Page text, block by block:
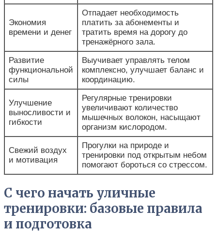
Экономия
времени и денег
Отпадает необходимость
платить за абонементы и
тратить время на дорогу до
тренажёрного зала.
Развитие
функциональной
силы
Выучивает управлять телом
комплексно, улучшает баланс и
координацию.
Улучшение
выносливости и
гибкости
Регулярные тренировки
увеличивают количество
мышечных волокон, насыщают
организм кислородом.
Свежий воздух
и мотивация
Прогулки на природе и
тренировки под открытым небом
помогают бороться со стрессом.
С чего начать уличные
тренировки: базовые правила
и подготовка